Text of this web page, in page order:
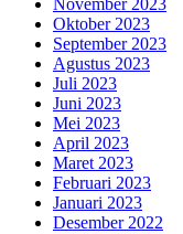
November 2023
Oktober 2023
September 2023
Agustus 2023
Juli 2023
Juni 2023
Mei 2023
April 2023
Maret 2023
Februari 2023
Januari 2023
Desember 2022